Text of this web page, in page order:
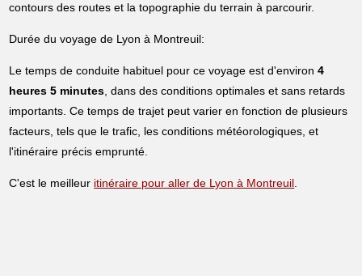
contours des routes et la topographie du terrain à parcourir.
Durée du voyage de Lyon à Montreuil:
Le temps de conduite habituel pour ce voyage est d'environ4
heures 5 minutes, dans des conditions optimales et sans retards
importants. Ce temps de trajet peut varier en fonction de plusieurs
facteurs, tels que le trafic, les conditions météorologiques, et
l'itinéraire précis emprunté.
C'est le meilleur itinéraire pour aller de Lyon à Montreuil.